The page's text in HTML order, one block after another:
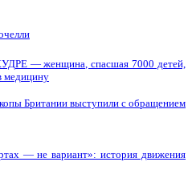
— женщина, спасшая 7000 детей,
медицину
Британии выступили с обращением
— не вариант»: история движения